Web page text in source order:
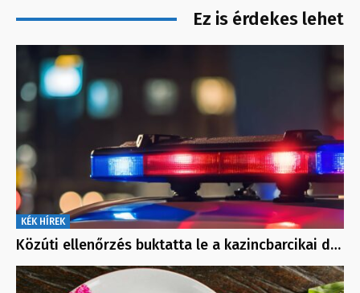
Ez is érdekes lehet
KÉK HÍREK
Közúti ellenőrzés buktatta le a kazincbarcikai d…